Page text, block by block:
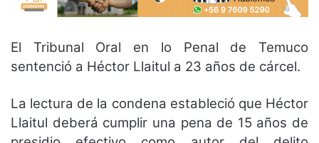
El Tribunal Oral en lo Penal de Temuco
sentenció a Héctor Llaitul a 23 años de cárcel.
La lectura de la condena estableció que Héctor
Llaitul deberá cumplir una pena de 15 años de